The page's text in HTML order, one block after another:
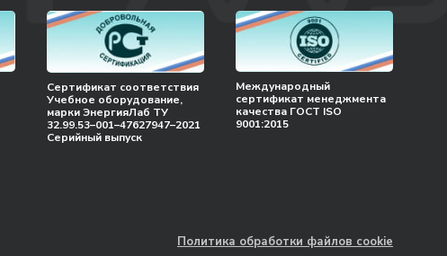
Сертификат соответствия
Учебное оборудование,
марки ЭнергияЛаб ТУ
32.99.53–001–47627947–2021
Серийный выпуск
Международный
сертификат менеджмента
качества ГОСТ ISO
9001:2015
Политика обработки файлов cookie